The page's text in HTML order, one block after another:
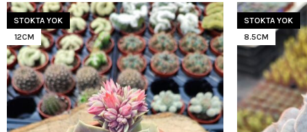
STOKTA YOK
12CM
STOKTA YOK
8.5CM